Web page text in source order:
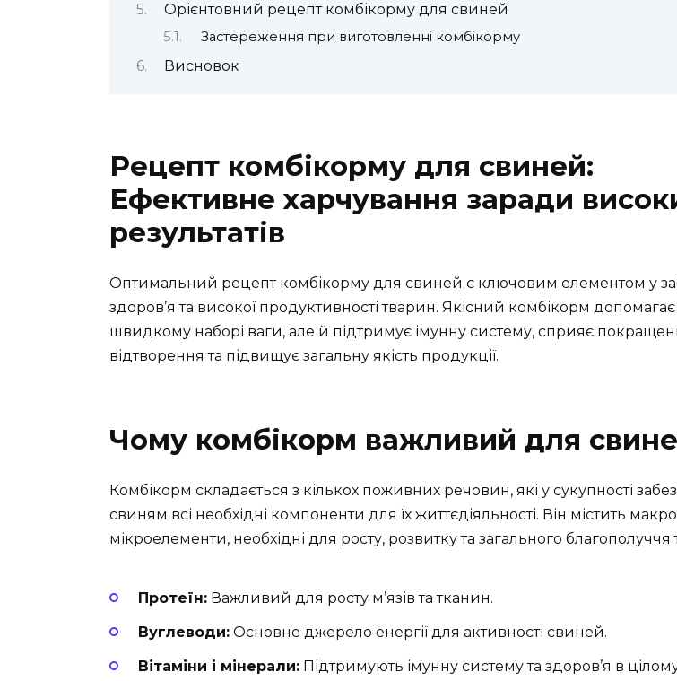
Орієнтовний рецепт комбікорму для свиней
Застереження при виготовленні комбікорму
Висновок
Рецепт комбікорму для свиней:
Ефективне харчування заради
результатів
Оптимальний рецепт комбікорму для свиней є ключовим елементом у
здоров’я та високої продуктивності тварин. Якісний комбікорм
швидкому наборі ваги, але й підтримує імунну систему, сприяє
відтворення та підвищує загальну якість продукції.
Чому комбікорм важливий для
Комбікорм складається з кількох поживних речовин, які у сукупності
свиням всі необхідні компоненти для їх життєдіяльності. Він містить
мікроелементи, необхідні для росту, розвитку та загального благополуччя
Протеїн: Важливий для росту м’язів та тканин.
Вуглеводи: Основне джерело енергії для активності свиней.
Вітаміни і мінерали: Підтримують імунну систему та здоров’я в